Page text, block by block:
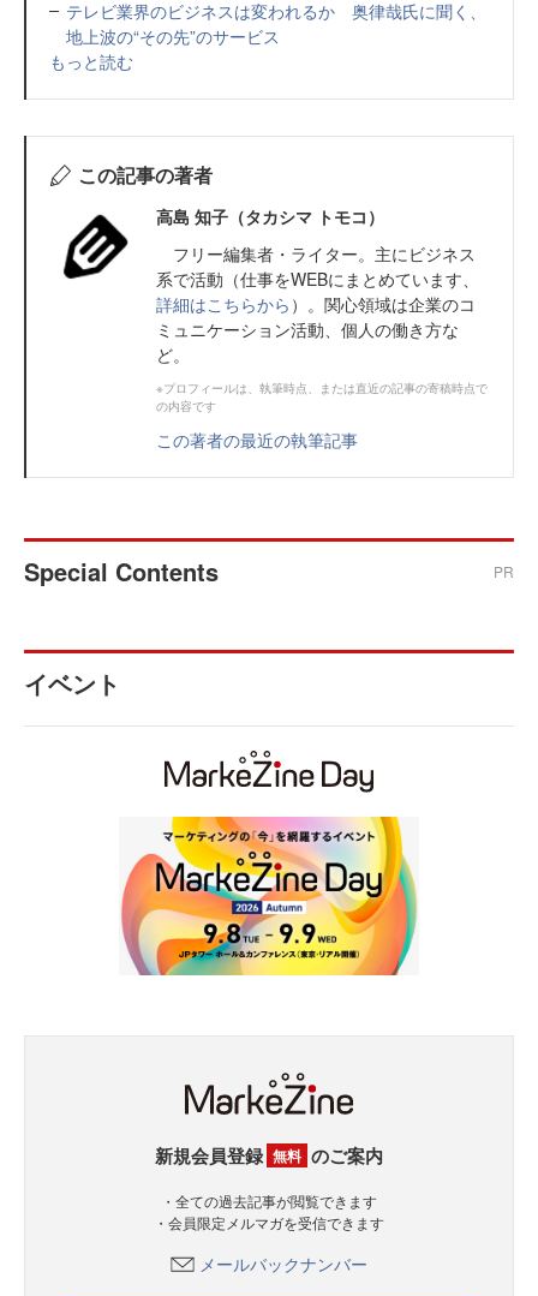
テレビ業界のビジネスは変われるか 奥律哉氏に聞く、
地上波の“その先”のサービス
もっと読む
この記事の著者
高島 知子（タカシマ トモコ）
フリー編集者・ライター。主にビジネス
系で活動（仕事をWEBにまとめています、
詳細はこちらから ）。関心領域は企業のコ
ミュニケーション活動、個人の働き方な
ど。
※プロフィールは、執筆時点、または直近の記事の寄稿時点で
の内容です
この著者の最近の執筆記事
Special Contents PR
イベント
新規会員登録 無料 のご案内
・全ての過去記事が閲覧できます
・会員限定メルマガを受信できます
メールバックナンバー